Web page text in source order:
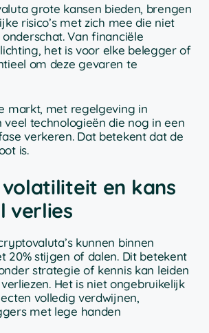
grote kansen bieden, brengen
risico’s met zich mee die niet
Van financiële
het is voor elke belegger of
om deze gevaren te
markt, met regelgeving in
technologieën die nog in een
verkeren. Dat betekent dat de
is.
en kans
verlies
kunnen binnen
20% stijgen of dalen. Dit betekent
strategie of kennis kan leiden
Het is niet ongebruikelijk
volledig verdwijnen,
met lege handen